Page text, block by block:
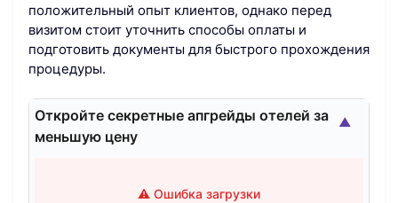
положительный опыт клиентов, однако перед
визитом стоит уточнить способы оплаты и
подготовить документы для быстрого прохождения
процедуры.
Откройте секретные апгрейды отелей за
меньшую цену
⚠️ Ошибка загрузки
▲